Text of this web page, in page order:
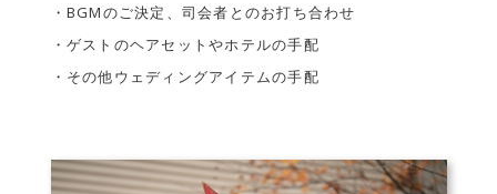
・BGMのご決定、司会者とのお打ち合わせ
・ゲストのヘアセットやホテルの手配
・その他ウェディングアイテムの手配